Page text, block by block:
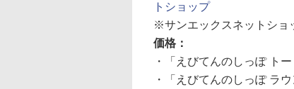
トショップ
※サンエックスネットショ
価格：
・「えびてんのしっぽ ト
・「えびてんのしっぽ ラ